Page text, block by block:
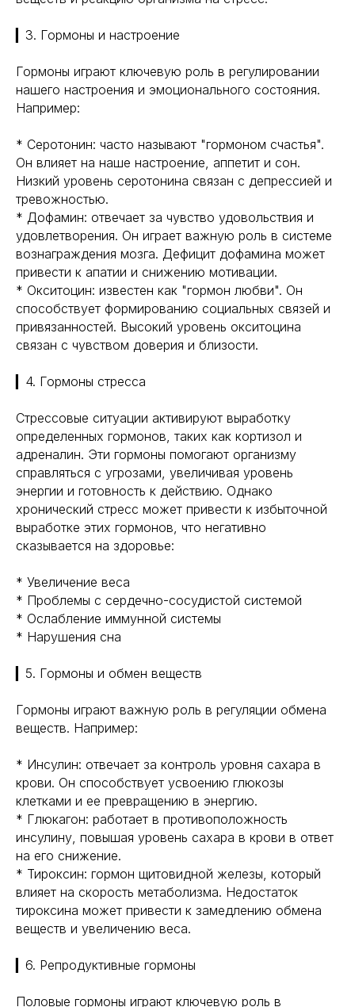
▎3. Гормоны и настроение
Гормоны играют ключевую роль в регулировании
нашего настроения и эмоционального состояния.
Например:
* Серотонин: часто называют "гормоном счастья".
Он влияет на наше настроение, аппетит и сон.
Низкий уровень серотонина связан с депрессией и
тревожностью.
* Дофамин: отвечает за чувство удовольствия и
удовлетворения. Он играет важную роль в системе
вознаграждения мозга. Дефицит дофамина может
привести к апатии и снижению мотивации.
* Окситоцин: известен как "гормон любви". Он
способствует формированию социальных связей и
привязанностей. Высокий уровень окситоцина
связан с чувством доверия и близости.
▎4. Гормоны стресса
Стрессовые ситуации активируют выработку
определенных гормонов, таких как кортизол и
адреналин. Эти гормоны помогают организму
справляться с угрозами, увеличивая уровень
энергии и готовность к действию. Однако
хронический стресс может привести к избыточной
выработке этих гормонов, что негативно
сказывается на здоровье:
* Увеличение веса
* Проблемы с сердечно-сосудистой системой
* Ослабление иммунной системы
* Нарушения сна
▎5. Гормоны и обмен веществ
Гормоны играют важную роль в регуляции обмена
веществ. Например:
* Инсулин: отвечает за контроль уровня сахара в
крови. Он способствует усвоению глюкозы
клетками и ее превращению в энергию.
* Глюкагон: работает в противоположность
инсулину, повышая уровень сахара в крови в ответ
на его снижение.
* Тироксин: гормон щитовидной железы, который
влияет на скорость метаболизма. Недостаток
тироксина может привести к замедлению обмена
веществ и увеличению веса.
▎6. Репродуктивные гормоны
Половые гормоны играют ключевую роль в